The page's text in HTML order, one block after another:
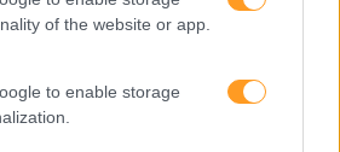
of the website or app.
to enable storage